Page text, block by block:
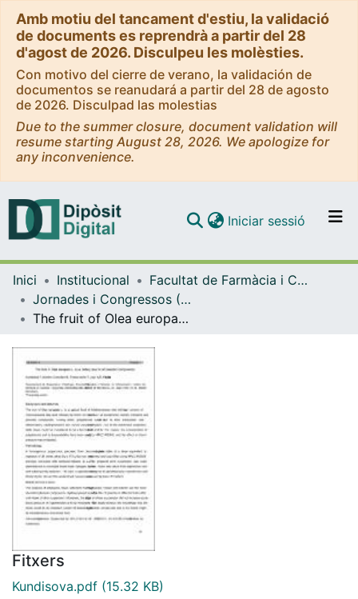
Amb motiu del tancament d'estiu, la validació
de documents es reprendrà a partir del 28
d'agost de 2026. Disculpeu les molèsties.
Con motivo del cierre de verano, la validación de
documentos se reanudará a partir del 28 de agosto
de 2026. Disculpad las molestias
Due to the summer closure, document validation will
resume starting August 28, 2026. We apologize for
any inconvenience.
Navega per tot el DD
Iniciar sessió (current)
Inici Institucional
Facultat de Farmàcia i Ciències de l'Alimentació
Jornades i Congressos (Facultat de Farmàcia i Ciències de l'Alimentació)
The fruit of Olea europaea L. as a dietary source of bioactive compounds
Fitxers
Kundisova.pdf (15.32 KB)